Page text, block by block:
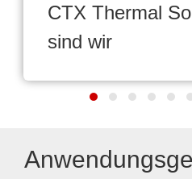
CTX Thermal
sind wir